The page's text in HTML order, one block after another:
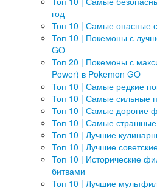
год
Топ 10 | Самые опасные
Топ 10 | Покемоны с
GO
Топ 20 | Покемоны с
Power) в Pokemon GO
Топ 10 | Самые редкие
Топ 10 | Самые сильные
Топ 10 | Самые дорогие
Топ 10 | Самые
Топ 10 | Лучшие
Топ 10 | Лучшие
Топ 10 | Исторические
битвами
Топ 10 | Лучшие